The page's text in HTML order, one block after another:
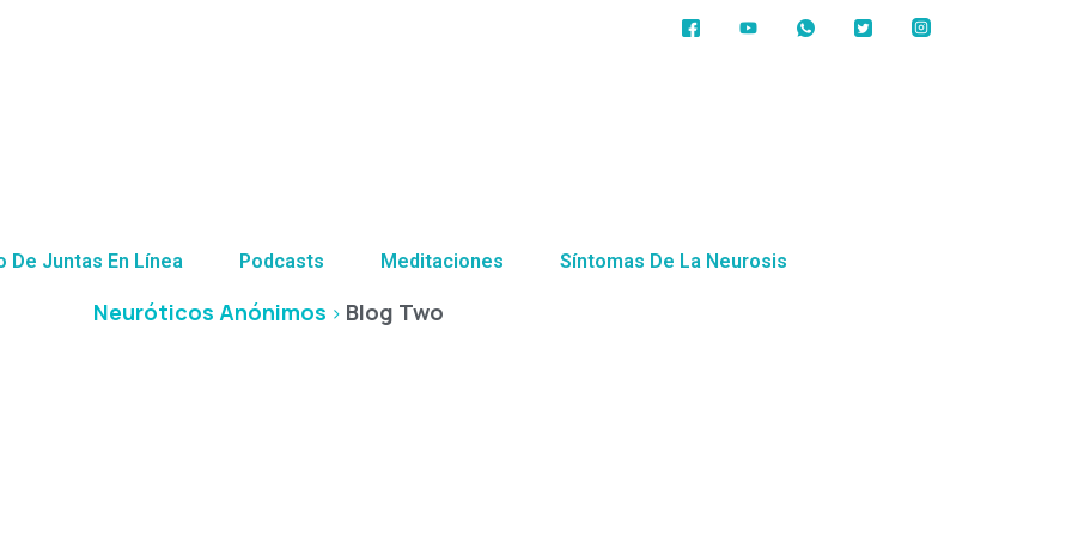
De Juntas En Línea Podcasts Meditaciones Síntomas De La Neurosis
Blog Two
Neuróticos Anónimos > Blog Two